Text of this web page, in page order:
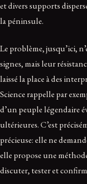
et divers supports
la péninsule.
Le problème, jusqu’ici,
signes, mais leur
laissé la place à des
Science rappelle par
d’un peuple légendaire
ultérieures. C’est
précieuse: elle ne
elle propose une
discuter, tester et